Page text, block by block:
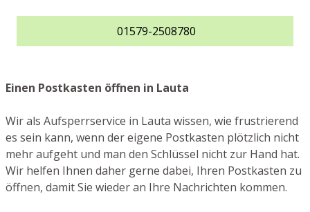
01579-2508780
Einen Postkasten öffnen in Lauta
Wir als Aufsperrservice in Lauta wissen, wie frustrierend
es sein kann, wenn der eigene Postkasten plötzlich nicht
mehr aufgeht und man den Schlüssel nicht zur Hand hat.
Wir helfen Ihnen daher gerne dabei, Ihren Postkasten zu
öffnen, damit Sie wieder an Ihre Nachrichten kommen.